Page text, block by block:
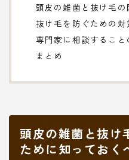
頭皮の雑菌と抜け毛の
抜け毛を防ぐための対
専門家に相談すること
まとめ
頭皮の雑菌と抜け
ために知っておく